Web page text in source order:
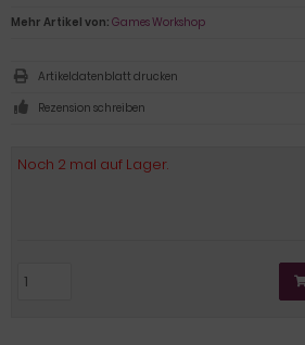
Noch 2 mal auf Lager.
Mehr Artikel von: Games Workshop
Artikeldatenblatt drucken
Rezension schreiben